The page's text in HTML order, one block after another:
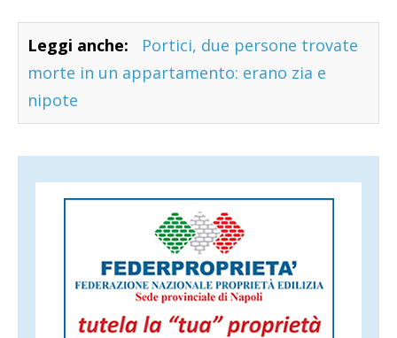
Leggi anche:
Portici, due persone trovate
morte in un appartamento: erano zia e
nipote